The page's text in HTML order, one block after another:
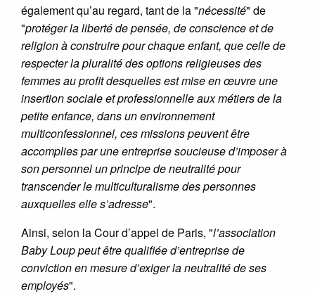
également qu’au regard, tant de la "nécessité" de
"protéger la liberté de pensée, de conscience et de
religion à construire pour chaque enfant, que celle de
respecter la pluralité des options religieuses des
femmes au profit desquelles est mise en œuvre une
insertion sociale et professionnelle aux métiers de la
petite enfance, dans un environnement
multiconfessionnel, ces missions peuvent être
accomplies par une entreprise soucieuse d’imposer à
son personnel un principe de neutralité pour
transcender le multiculturalisme des personnes
auxquelles elle s’adresse".
Ainsi, selon la Cour d’appel de Paris, "l’association
Baby Loup peut être qualifiée d’entreprise de
conviction en mesure d’exiger la neutralité de ses
employés".